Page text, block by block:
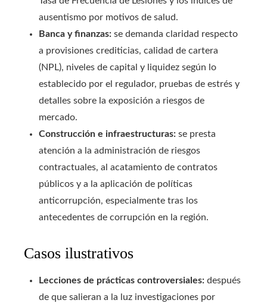
ausentismo por motivos de salud.
Banca y finanzas: se demanda claridad respecto
a provisiones crediticias, calidad de cartera
(NPL), niveles de capital y liquidez según lo
establecido por el regulador, pruebas de estrés y
detalles sobre la exposición a riesgos de
mercado.
Construcción e infraestructuras: se presta
atención a la administración de riesgos
contractuales, al acatamiento de contratos
públicos y a la aplicación de políticas
anticorrupción, especialmente tras los
antecedentes de corrupción en la región.
Casos ilustrativos
Lecciones de prácticas controversiales: después
de que salieran a la luz investigaciones por